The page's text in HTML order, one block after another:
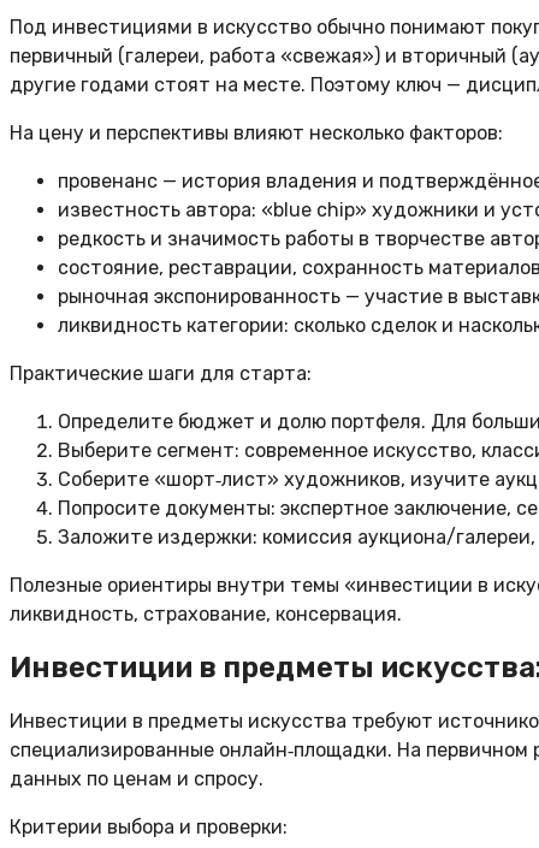
Под инвестициями в искусство обычно понимают
первичный (галереи, работа «свежая») и вторичный
другие годами стоят на месте. Поэтому ключ —
На цену и перспективы влияют несколько факторов:
провенанс — история владения и
известность автора: «blue chip» художники и
редкость и значимость работы в творчестве
состояние, реставрации, сохранность
рыночная экспонированность — участие в
ликвидность категории: сколько сделок и
Практические шаги для старта:
Определите бюджет и долю портфеля. Для
Выберите сегмент: современное искусство,
Соберите «шорт‑лист» художников, изучите
Попросите документы: экспертное заключение,
Заложите издержки: комиссия аукциона/
Полезные ориентиры внутри темы «инвестиции в
ликвидность, страхование, консервация.
Инвестиции в предметы
Инвестиции в предметы искусства требуют
специализированные онлайн‑площадки. На
данных по ценам и спросу.
Критерии выбора и проверки: